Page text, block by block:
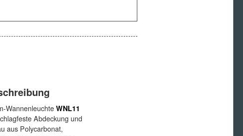
Wannenleuchte WNL11
Abdeckung und
aus Polycarbonat,